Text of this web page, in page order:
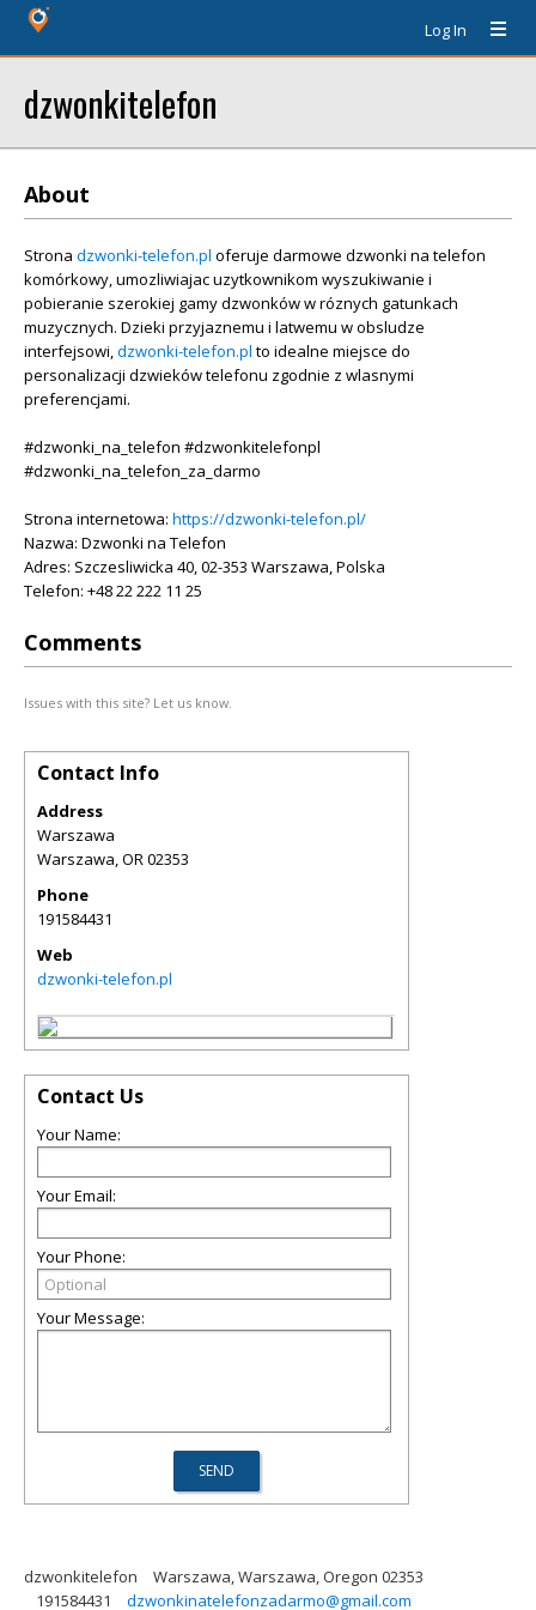
Log In
dzwonkitelefon
About
Strona dzwonki-telefon.pl oferuje darmowe dzwonki na telefon
komórkowy, umozliwiajac uzytkownikom wyszukiwanie i
pobieranie szerokiej gamy dzwonków w róznych gatunkach
muzycznych. Dzieki przyjaznemu i latwemu w obsludze
interfejsowi,dzwonki-telefon.pl to idealne miejsce do
personalizacji dzwieków telefonu zgodnie z wlasnymi
preferencjami.
#dzwonki_na_telefon #dzwonkitelefonpl
#dzwonki_na_telefon_za_darmo
Strona internetowa: https://dzwonki-telefon.pl/
Nazwa: Dzwonki na Telefon
Adres: Szczesliwicka 40, 02-353 Warszawa, Polska
Telefon: +48 22 222 11 25
Comments
Issues with this site? Let us know.
Contact Info
Address
Warszawa
Warszawa,OR02353
Phone
191584431
Web
dzwonki-telefon.pl
Contact Us
Your Name:
Your Email:
Your Phone:
Your Message:
dzwonkitelefon
Warszawa, Warszawa, Oregon 02353
191584431
dzwonkinatelefonzadarmo@gmail.com